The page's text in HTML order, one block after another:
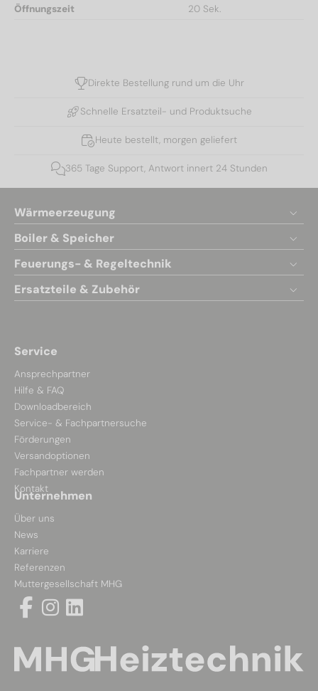
Öffnungszeit
20 Sek.
Direkte Bestellung rund um die Uhr
Schnelle Ersatzteil- und Produktsuche
Heute bestellt, morgen geliefert
365 Tage Support, Antwort innert 24 Stunden
Wärmeerzeugung
Boiler & Speicher
Feuerungs- & Regeltechnik
Ersatzteile & Zubehör
Service
Ansprechpartner
Hilfe & FAQ
Downloadbereich
Service- & Fachpartnersuche
Förderungen
Versandoptionen
Fachpartner werden
Kontakt
Unternehmen
Über uns
News
Karriere
Referenzen
Muttergesellschaft MHG